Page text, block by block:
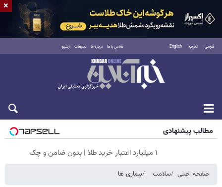
فارسی العربية English تماس با ما درباره ما تبلیغات آرشیو
پنجشنبه ۱۵ مرداد ۱۴۰۵
مطالب پیشنهادی
۱ میلیارد اعتبار خرید طلا | بدون ضامن و چک
صفحه اصلی سلامت بیماری ها
×